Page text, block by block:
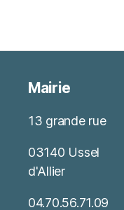
Mairie
13 grande rue
03140 Ussel
d'Allier
04.70.56.71.09